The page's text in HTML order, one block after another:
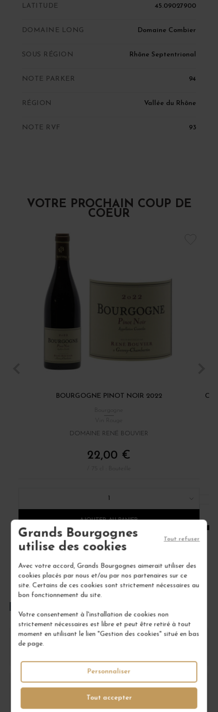
Grands Bourgognes
utilise des cookies
Avec votre accord, Grands Bourgognes aimerait utiliser des
cookies placés par nous et/ou par nos partenaires sur ce
site. Certains de ces cookies sont strictement nécessaires au
bon fonctionnement du site.
Votre consentement à l'installation de cookies non
strictement nécessaires est libre et peut être retiré à tout
moment en utilisant le lien "Gestion des cookies" situé en bas
de page.
Tout accepter
Tout refuser
Personnaliser
LATITUDE 45.09027900
DOMAINE LONG Domaine Combier
SOUS RÉGION Rhône Septentrional
NOTE PARKER 94
RÉGION Vallée du Rhône
NOTE RVF 93
VOTRE PROCHAIN COUP DE
COEUR
BOURGOGNE PINOT NOIR 2022
DOMAINE RENÉ BOUVIER
22,00 €
AJOUTER AU PANIER
FOIRE AUX QUESTIONS
Comment conserver un Crozes-Hermitage Cap
Avec quels plats associer un Crozes-Hermitage
Cap Nord pour sublimer sa dégustation ?